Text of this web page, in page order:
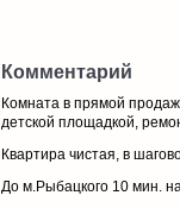
Комментарий
Комната в прямой
детской площадкой,
Квартира чистая, в
До м.Рыбацкого 10 мин.